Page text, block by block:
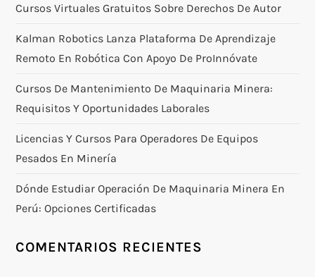
Cursos Virtuales Gratuitos Sobre Derechos De Autor
Kalman Robotics Lanza Plataforma De Aprendizaje
Remoto En Robótica Con Apoyo De ProInnóvate
Cursos De Mantenimiento De Maquinaria Minera:
Requisitos Y Oportunidades Laborales
Licencias Y Cursos Para Operadores De Equipos
Pesados En Minería
Dónde Estudiar Operación De Maquinaria Minera En
Perú: Opciones Certificadas
COMENTARIOS RECIENTES